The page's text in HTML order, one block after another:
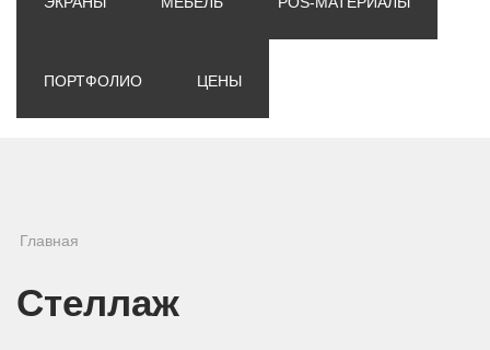
ПОРТФОЛИО ЦЕНЫ
Вы здесь
Главная
Стеллаж